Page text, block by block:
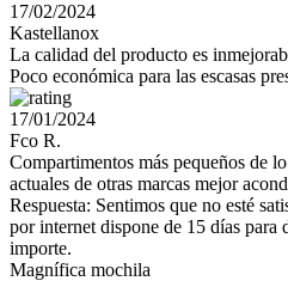
17/02/2024
Kastellanox
La calidad del producto es
Poco económica para las escasas
17/01/2024
Fco R.
Compartimentos más pequeños de
actuales de otras marcas mejor
Respuesta: Sentimos que no esté
por internet dispone de 15 días para
importe.
Magnífica mochila